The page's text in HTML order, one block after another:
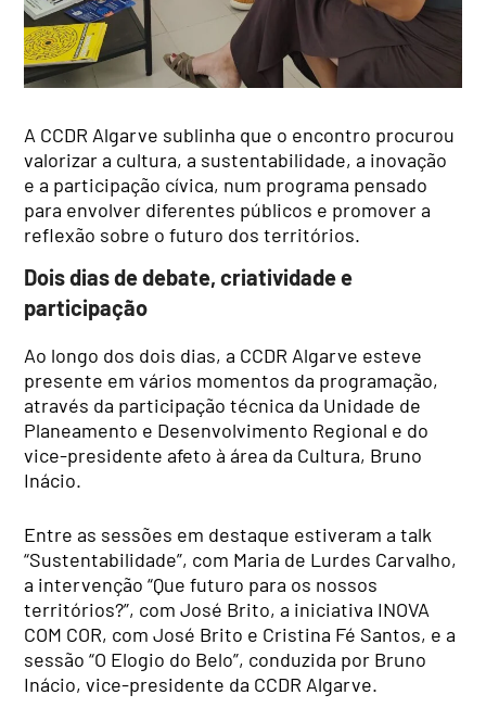
A CCDR Algarve sublinha que o encontro procurou
valorizar a cultura, a sustentabilidade, a inovação
e a participação cívica, num programa pensado
para envolver diferentes públicos e promover a
reflexão sobre o futuro dos territórios.
Dois dias de debate, criatividade e
participação
Ao longo dos dois dias, a CCDR Algarve esteve
presente em vários momentos da programação,
através da participação técnica da Unidade de
Planeamento e Desenvolvimento Regional e do
vice-presidente afeto à área da Cultura, Bruno
Inácio.
Entre as sessões em destaque estiveram a talk
“Sustentabilidade”, com Maria de Lurdes Carvalho,
a intervenção “Que futuro para os nossos
territórios?”, com José Brito, a iniciativa INOVA
COM COR, com José Brito e Cristina Fé Santos, e a
sessão “O Elogio do Belo”, conduzida por Bruno
Inácio, vice-presidente da CCDR Algarve.